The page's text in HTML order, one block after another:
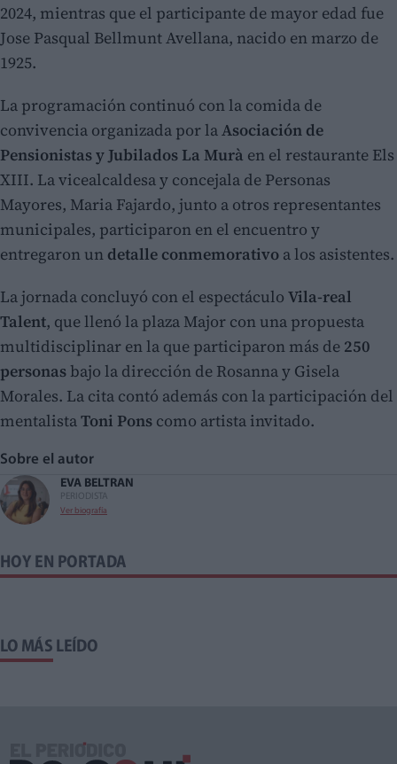
2024, mientras que el participante de mayor edad fue
Jose Pasqual Bellmunt Avellana, nacido en marzo de
1925.
La programación continuó con la comida de
convivencia organizada por laAsociación de
Pensionistas y Jubilados La Murà en el restaurante Els
XIII. La vicealcaldesa y concejala de Personas
Mayores, Maria Fajardo, junto a otros representantes
municipales, participaron en el encuentro y
entregaron un detalle conmemorativo a los asistentes.
La jornada concluyó con el espectáculo Vila-real
Talent, que llenó la plaza Major con una propuesta
multidisciplinar en la que participaron más de 250
personas bajo la dirección de Rosanna y Gisela
Morales. La cita contó además con la participación del
mentalistaToni Pons como artista invitado.
Sobre el autor
EVA BELTRAN
PERIODISTA
Ver biografía
HOY EN PORTADA
LO MÁS LEÍDO